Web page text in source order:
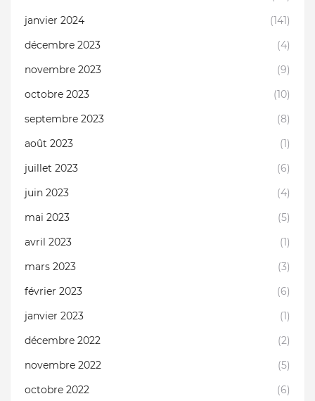
janvier 2024
(141)
décembre 2023
(4)
novembre 2023
(9)
octobre 2023
(10)
septembre 2023
(8)
août 2023
(1)
juillet 2023
(6)
juin 2023
(4)
mai 2023
(5)
avril 2023
(1)
mars 2023
(3)
février 2023
(6)
janvier 2023
(1)
décembre 2022
(2)
novembre 2022
(5)
octobre 2022
(6)